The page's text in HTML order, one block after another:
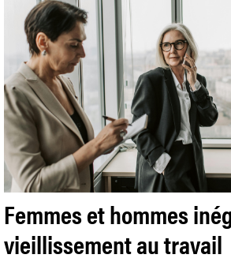
Femmes et hommes
vieillissement au travail